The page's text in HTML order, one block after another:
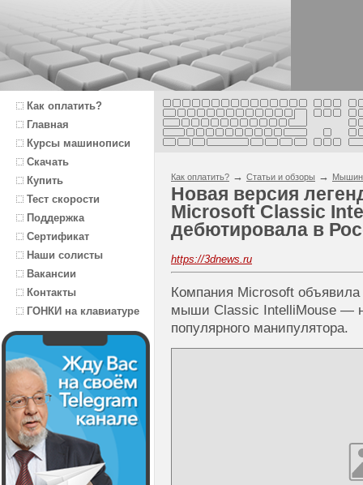
Как оплатить?
Главная
Курсы машинописи
Скачать
Купить
Тест скорости
Поддержка
Сертификат
Наши солисты
Вакансии
Контакты
ГОНКИ на клавиатуре
Как оплатить? → Статьи и обзоры →
Новая версия
Microsoft Classic
дебютировала в
https://3dnews.ru
Компания Microsoft
мыши Classic IntelliMouse —
популярного манипулятора.